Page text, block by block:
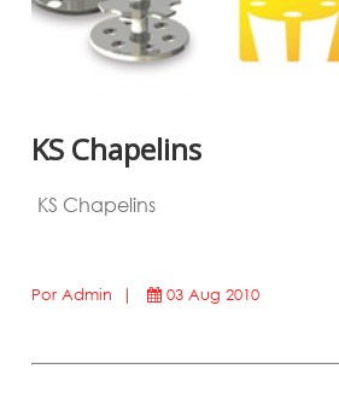
KS Chapelins
KS Chapelins
Por Admin | 03 Aug 2010